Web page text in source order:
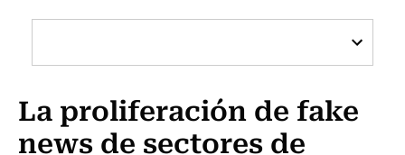
Cultura
Programas Radio y TV Usach
La proliferación de fake
news de sectores de